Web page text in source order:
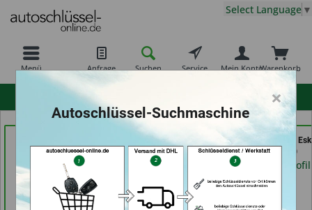
Menü Anfrage Suchen Service Warenkorb
Mein Konto
Select Language ▼
Fellbach)
Händlerprofil
TAYFUN 2.0 GmbH (in
Nürnberg)
Händlerprofil
Shoes & Keys by
Erlangen)
Händlerprofil
×
Autoschlüssel-Suchmaschine